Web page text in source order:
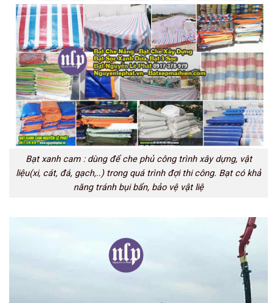
Bạt xanh cam : dùng để che phủ công trình xây dựng, vật
liệu(xi, cát, đá, gạch,..) trong quá trình đợi thi công. Bạt có khả
năng tránh bụi bẩn, bảo vệ vật liệ